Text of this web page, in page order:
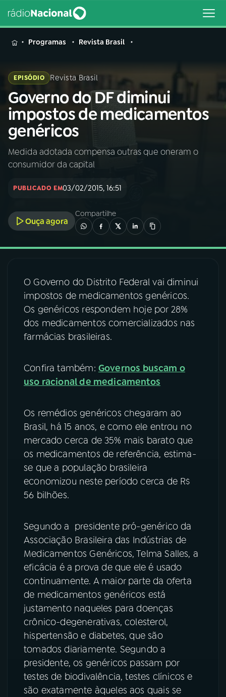
MENU
Buscar
na
Rádio
Nacional
Buscar
AO VIVO
INÍCIO
A RÁDIO
03PROGRAMAÇÃO
04PROGRAMAS
PODCASTS
07ÚLTIMAS
08FESTIVAL DE MÚSICA
ACOMPANHE A RÁDIO NACIONAL
YouTube Facebook
Instagram
TikTok
Programas Revista Brasil
EPISÓDIO Revista Brasil
Governo do DF diminui
impostos de medicamentos
genéricos
Medida adotada compensa outras que oneram o
consumidor da capital
PUBLICADO EM03/02/2015, 16:51
Ouça agora
Compartilhe
O Governo do Distrito Federal vai diminui
impostos de medicamentos genéricos.
Os genéricos respondem hoje por 28%
dos medicamentos comercializados nas
farmácias brasileiras.
Confira também: Governos buscam o
uso racional de medicamentos
Os remédios genéricos chegaram ao
Brasil, há 15 anos, e como ele entrou no
mercado cerca de 35% mais barato que
os medicamentos de referência, estima-
se que a população brasileira
economizou neste período cerca de R$
56 bilhões.
Segundo a presidente pró-genérico da
Associação Brasileira das Indústrias de
Medicamentos Genéricos, Telma Salles, a
eficácia é a prova de que ele é usado
continuamente. A maior parte da oferta
de medicamentos genéricos está
justamento naqueles para doenças
crônico-degenerativas, colesterol,
hispertensão e diabetes, que são
tomados diariamente. Segundo a
presidente, os genéricos passam por
testes de biodivalência, testes clínicos e
são exatamente àqueles aos quais se